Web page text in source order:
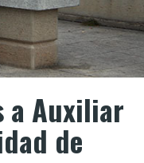
a Auxiliar
de